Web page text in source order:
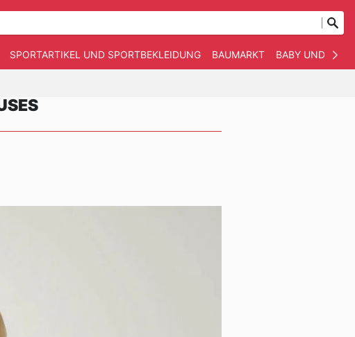
SPORTARTIKEL UND SPORTBEKLEIDUNG BAUMARKT BABY UND KIND